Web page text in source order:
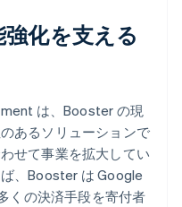
化を支える
は、Booster の現
あるソリューションで
せて事業を拡大してい
、Booster は Google
くの決済手段を寄付者